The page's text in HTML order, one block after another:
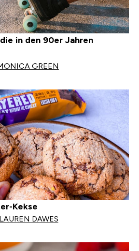
in den 90er Jahren
GREEN
Kekse
DAWES